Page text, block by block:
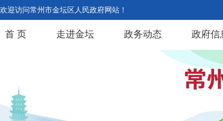
欢迎访问常州市金坛区人民政府网站！
首 页 走进金坛 政务动态 政府信